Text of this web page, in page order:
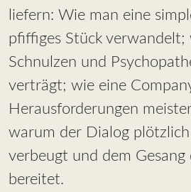
liefern: Wie man eine
pfiffiges Stück verwandelt;
Schnulzen und
verträgt; wie eine
Herausforderungen
warum der Dialog
verbeugt und dem Gesang
bereitet.